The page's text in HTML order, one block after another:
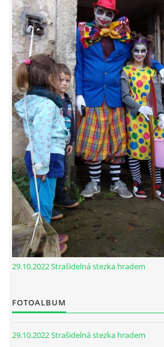
29.10.2022 Strašidelná stezka hradem
FOTOALBUM
29.10.2022 Strašidelná stezka hradem